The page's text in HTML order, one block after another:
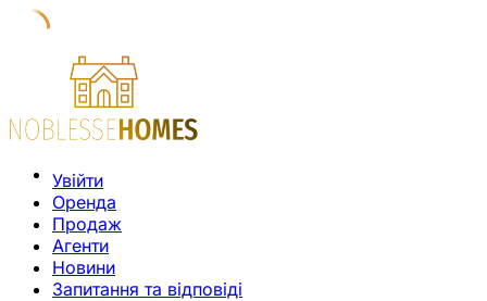
Увійти
Оренда
Продаж
Агенти
Новини
Запитання та відповіді